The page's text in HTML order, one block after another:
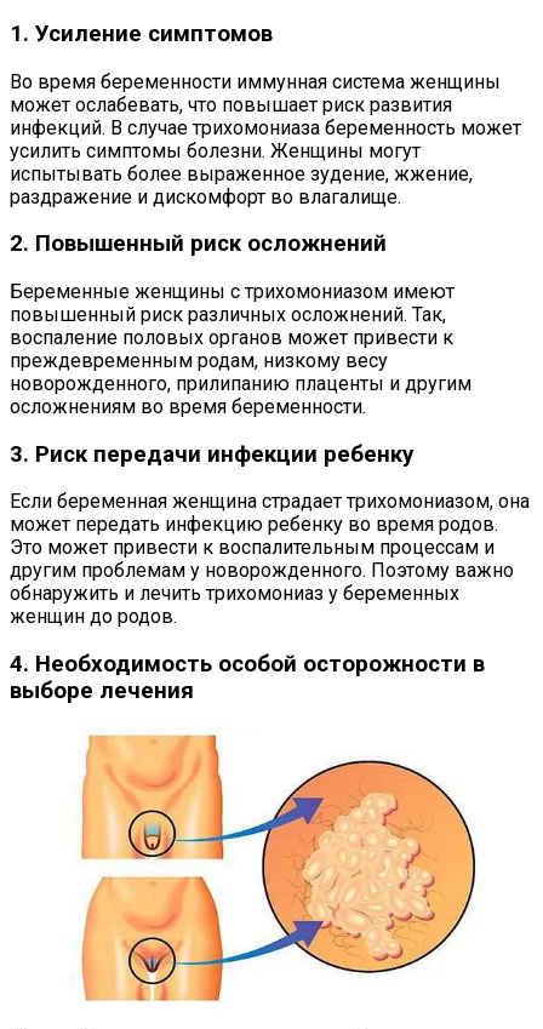
1. Усиление симптомов
Во время беременности иммунная система женщины
может ослабевать, что повышает риск развития
инфекций. В случае трихомониаза беременность может
усилить симптомы болезни. Женщины могут
испытывать более выраженное зудение, жжение,
раздражение и дискомфорт во влагалище.
2. Повышенный риск осложнений
Беременные женщины с трихомониазом имеют
повышенный риск различных осложнений. Так,
воспаление половых органов может привести к
преждевременным родам, низкому весу
новорожденного, прилипанию плаценты и другим
осложнениям во время беременности.
3. Риск передачи инфекции ребенку
Если беременная женщина страдает трихомониазом, она
может передать инфекцию ребенку во время родов.
Это может привести к воспалительным процессам и
другим проблемам у новорожденного. Поэтому важно
обнаружить и лечить трихомониаз у беременных
женщин до родов.
4. Необходимость особой осторожности в
выборе лечения